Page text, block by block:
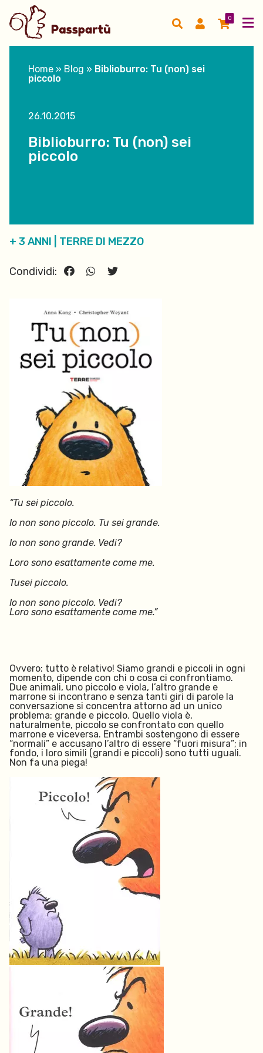
0
Home » Blog » Biblioburro: Tu (non) sei
piccolo
26.10.2015
Biblioburro: Tu (non) sei
piccolo
+ 3 ANNI TERRE DI MEZZO
Condividi:
“Tu sei piccolo.
Io non sono piccolo. Tu sei grande.
Io non sono grande. Vedi?
Loro sono esattamente come me.
Tusei piccolo.
Io non sono piccolo. Vedi?
Loro sono esattamente come me.”
Ovvero: tutto è relativo! Siamo grandi e piccoli in ogni
momento, dipende con chi o cosa ci confrontiamo.
Due animali, uno piccolo e viola, l’altro grande e
marrone si incontrano e senza tanti giri di parole la
conversazione si concentra attorno ad un unico
problema: grande e piccolo. Quello viola è,
naturalmente, piccolo se confrontato con quello
marrone e viceversa. Entrambi sostengono di essere
“normali” e accusano l’altro di essere “fuori misura”; in
fondo, i loro simili (grandi e piccoli) sono tutti uguali.
Non fa una piega!